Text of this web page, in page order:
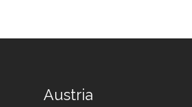
Austria